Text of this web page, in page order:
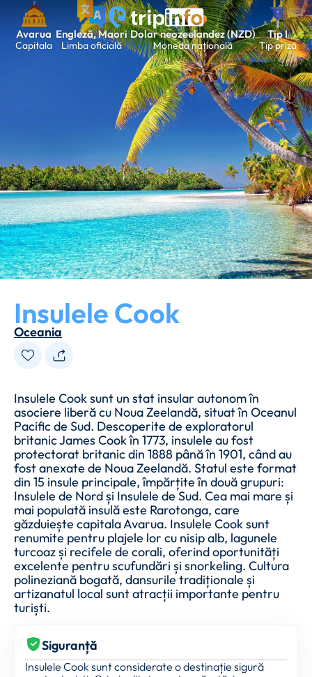
Avarua
Capitala
Engleză, Maori
Limba oficială
Dolar neozeelandez (NZD)
Moneda națională
Tip I
Tip priză
Insulele Cook
Oceania
Insulele Cook sunt un stat insular autonom în
asociere liberă cu Noua Zeelandă, situat în Oceanul
Pacific de Sud. Descoperite de exploratorul
britanic James Cook în 1773, insulele au fost
protectorat britanic din 1888 până în 1901, când au
fost anexate de Noua Zeelandă. Statul este format
din 15 insule principale, împărțite în două grupuri:
Insulele de Nord și Insulele de Sud. Cea mai mare și
mai populată insulă este Rarotonga, care
găzduiește capitala Avarua. Insulele Cook sunt
renumite pentru plajele lor cu nisip alb, lagunele
turcoaz și recifele de corali, oferind oportunități
excelente pentru scufundări și snorkeling. Cultura
polineziană bogată, dansurile tradiționale și
artizanatul local sunt atracții importante pentru
turiști.
Siguranță
Insulele Cook sunt considerate o destinație sigură